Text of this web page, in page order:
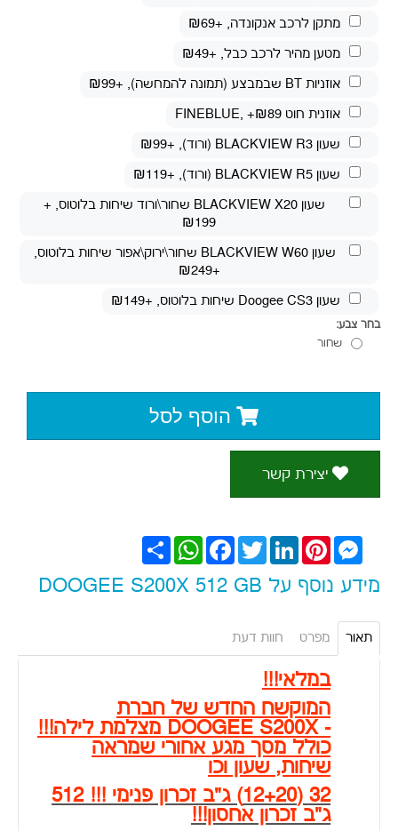
מתקן לרכב אנקונדה, +₪69
מטען מהיר לרכב כבל, +₪49
אוזניות BT שבמבצע (תמונה להמחשה)
, +₪99
אוזנית חוט FINEBLUE , +₪89
שעון BLACKVIEW R3 (ורוד)
, +₪99
שעון BLACKVIEW R5 (ורוד)
, +₪119
שעון BLACKVIEW X20 שחור\ורוד שיחות בלוטוס
, +
₪199
שעון BLACKVIEW W60 שחור\ירוק\אפור שיחות בלוטוס
,
+₪249
שעון Doogee CS3 שיחות בלוטוס
, +₪149
בחר צבע:
שחור
הוסף לסל
יצירת קשר
שתף
WhatsAppFacebook TwitterLinkedInPinterest
Messenger
מידע נוסף על DOOGEE S200X 512 GB
תאור מפרט חוות דעת
במלאי!!!
המוקשח החדש של חברת
- DOOGEE S200X מצלמת לילה!!!
כולל מסך מגע אחורי שמראה
שיחות, שעון וכו
32 (12+20) ג"ב זכרון פנימי !!! 512
ג"ב זכרון אחסון!!!